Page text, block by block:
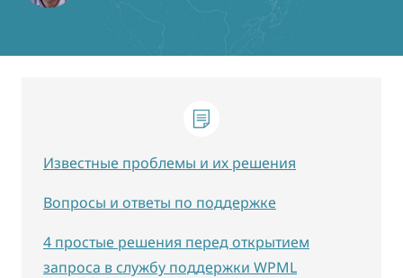
Известные проблемы и их решения
Вопросы и ответы по поддержке
4 простые решения перед открытием
запроса в службу поддержки WPML